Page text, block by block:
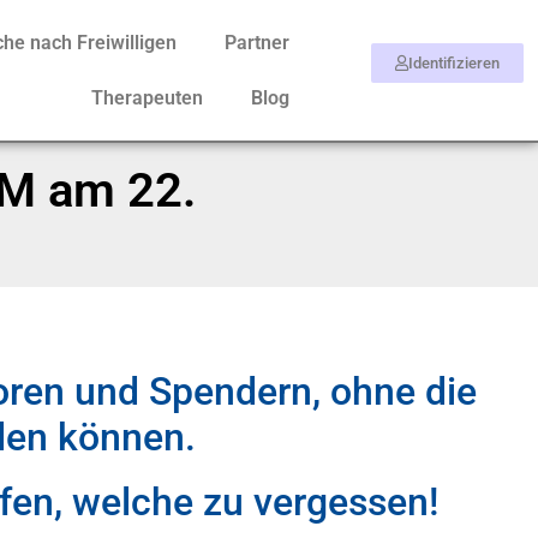
nach Freiwilligen Partner
Therapeuten Blog
Identifizieren
am 22.
und Spendern, ohne die
können.
welche zu vergessen!